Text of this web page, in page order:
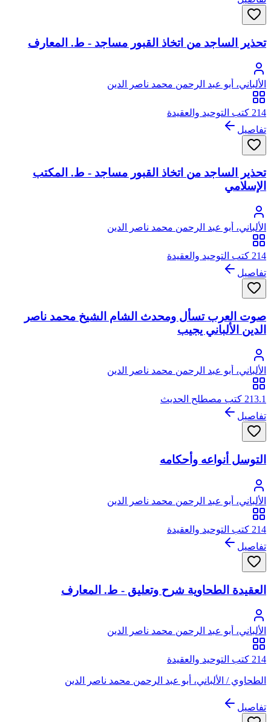
تحذير الساجد من اتخاذ القبور مساجد - ط. المعارف
الألباني، أبو عبد الرحمن محمد ناصر الدين
214 كتب التوحيد والعقيدة
تفاصيل
تحذير الساجد من اتخاذ القبور مساجد - ط. المكتب
الإسلامي
الألباني، أبو عبد الرحمن محمد ناصر الدين
214 كتب التوحيد والعقيدة
تفاصيل
صوت العرب تسأل ومحدث الشام الشيخ محمد ناصر
الدين الألباني يجيب
الألباني، أبو عبد الرحمن محمد ناصر الدين
213.1 كتب مصطلح الحديث
تفاصيل
التوسل أنواعه وأحكامه
الألباني، أبو عبد الرحمن محمد ناصر الدين
214 كتب التوحيد والعقيدة
تفاصيل
العقيدة الطحاوية شرح وتعليق - ط. المعارف
الألباني، أبو عبد الرحمن محمد ناصر الدين
214 كتب التوحيد والعقيدة
الطحاوي / الألباني، أبو عبد الرحمن محمد ناصر الدين
تفاصيل